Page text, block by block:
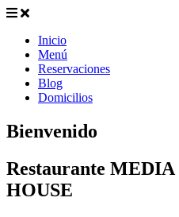
Inicio
Menú
Reservaciones
Blog
Domicilios
Bienvenido
Restaurante
HOUSE